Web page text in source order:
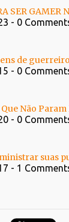
SER GAMER
- 0
de
- 0
Que Não
- 0
suas
- 1